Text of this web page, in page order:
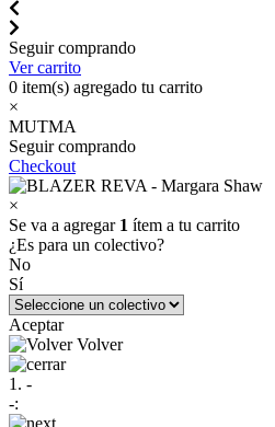
Seguir comprando
Ver carrito
0 item(s) agregado tu carrito
×
MUTMA
Seguir comprando
Checkout
×
Se va a agregar 1 ítem a tu carrito
¿Es para un colectivo?
No
Sí
Aceptar
Volver
1. -
-: